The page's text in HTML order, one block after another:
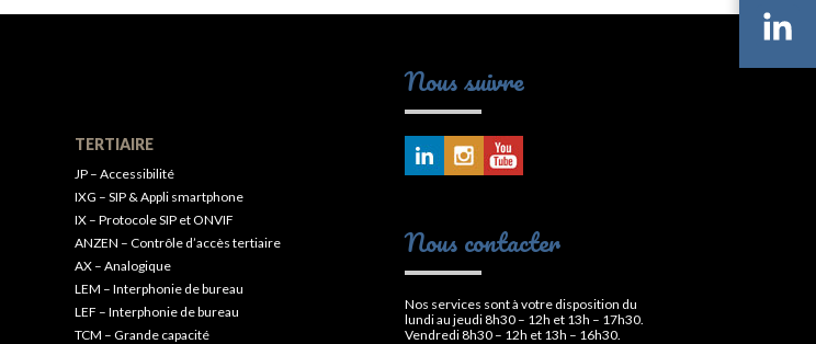
TERTIAIRE
JP – Accessibilité
IXG – SIP & Appli smartphone
IX – Protocole SIP et ONVIF
ANZEN – Contrôle d’accès tertiaire
AX – Analogique
LEM – Interphonie de bureau
LEF – Interphonie de bureau
TCM – Grande capacité
Nous suivre
Nous contacter
Nos services sont à votre disposition du
lundi au jeudi 8h30 – 12h et 13h – 17h30.
Vendredi 8h30 – 12h et 13h – 16h30.